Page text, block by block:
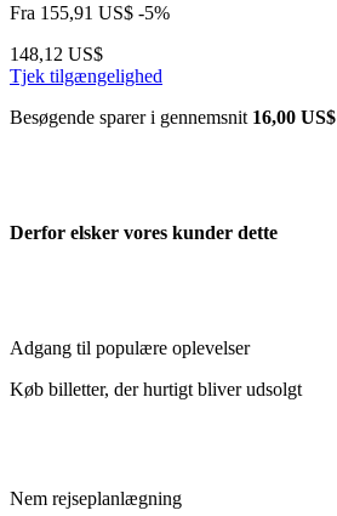
Fra 155,91 US$ -5%
148,12 US$
Tjek tilgængelighed
Besøgende sparer i gennemsnit 16,00 US$
Derfor elsker vores kunder dette
Adgang til populære oplevelser
Køb billetter, der hurtigt bliver udsolgt
Nem rejseplanlægning